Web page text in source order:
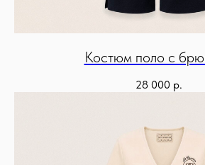
Костюм поло с
28 000 р.